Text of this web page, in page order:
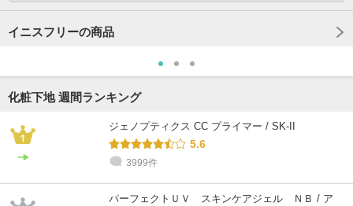
イニスフリーの商品
化粧下地 週間ランキング
ジェノプティクス CC プライマー / SK-II
5.6
3999件
パーフェクトＵＶ スキンケアジェル ＮＢ / ア